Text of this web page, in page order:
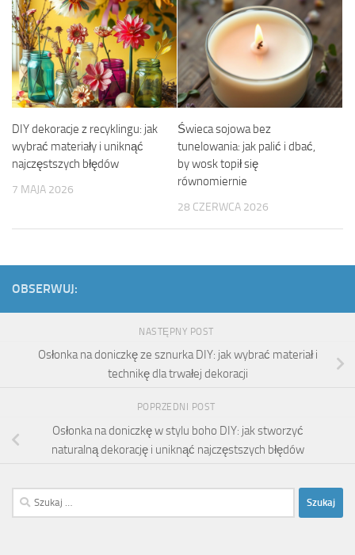
DIY dekoracje z recyklingu: jak
wybrać materiały i uniknąć
najczęstszych błędów
7 MAJA 2026
Świeca sojowa bez
tunelowania: jak palić i dbać,
by wosk topił się
równomiernie
28 CZERWCA 2026
OBSERWUJ:
NASTĘPNY POST
Osłonka na doniczkę ze sznurka DIY: jak wybrać materiał i
technikę dla trwałej dekoracji
POPRZEDNI POST
Osłonka na doniczkę w stylu boho DIY: jak stworzyć
naturalną dekorację i uniknąć najczęstszych błędów
Szukaj: